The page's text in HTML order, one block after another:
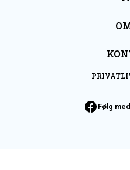
Opdager du mindre
være skimmelsvamp,
brugsanvisningen på dem.
Følg